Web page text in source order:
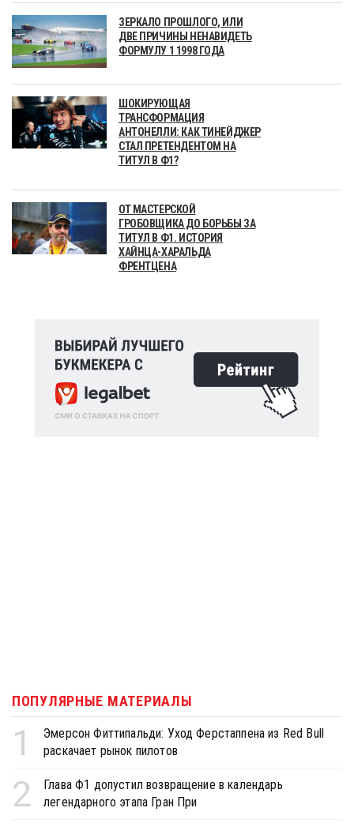
ЗЕРКАЛО ПРОШЛОГО, ИЛИ
ДВЕ ПРИЧИНЫ НЕНАВИДЕТЬ
ФОРМУЛУ 1 1998 ГОДА
ШОКИРУЮЩАЯ
ТРАНСФОРМАЦИЯ
АНТОНЕЛЛИ: КАК ТИНЕЙДЖЕР
СТАЛ ПРЕТЕНДЕНТОМ НА
ТИТУЛ В Ф1?
ОТ МАСТЕРСКОЙ
ГРОБОВЩИКА ДО БОРЬБЫ ЗА
ТИТУЛ В Ф1. ИСТОРИЯ
ХАЙНЦА-ХАРАЛЬДА
ФРЕНТЦЕНА
ПОПУЛЯРНЫЕ МАТЕРИАЛЫ
1
Эмерсон Фиттипальди: Уход Ферстаппена из Red Bull
раскачает рынок пилотов
2
Глава Ф1 допустил возвращение в календарь
легендарного этапа Гран При